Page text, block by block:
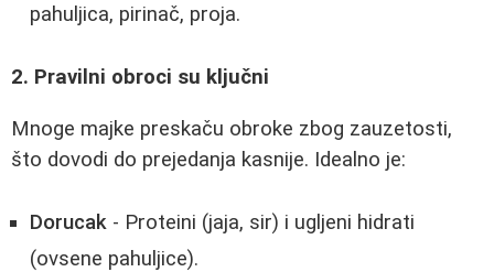
pahuljica, pirinač, proja.
2. Pravilni obroci su ključni
Mnoge majke preskaču obroke zbog zauzetosti,
što dovodi do prejedanja kasnije. Idealno je:
Dorucak - Proteini (jaja, sir) i ugljeni hidrati
(ovsene pahuljice).